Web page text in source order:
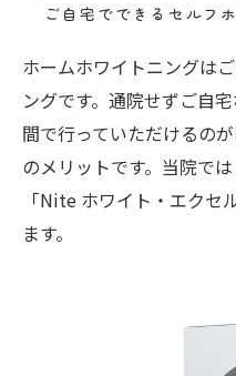
ご自宅でできるセルフ
ホームホワイトニングは
ングです。通院せずご自
間で行っていただけるの
のメリットです。当院で
「Nite ホワイト・エクセ
ます。